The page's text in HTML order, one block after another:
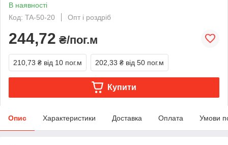
В наявності
Код: TA-50-20
Опт і роздріб
244,72 ₴/пог.м
210,73 ₴ від 10 пог.м 202,33 ₴ від 50 пог.м
Купити
Опис Характеристики Доставка Оплата Умови